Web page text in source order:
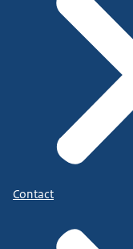
Contact